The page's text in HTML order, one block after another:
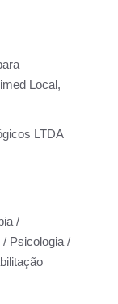
Local,
LTDA
/
/ Psicologia /